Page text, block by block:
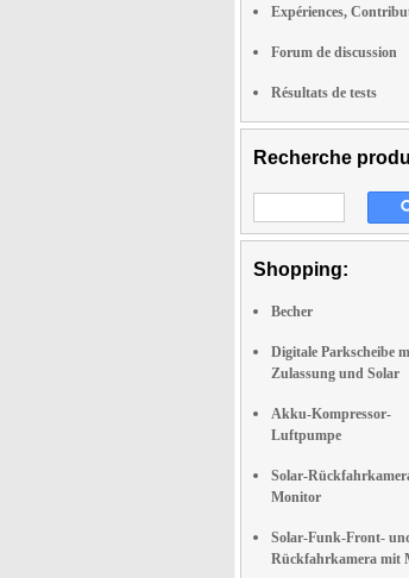
Expériences,
Forum de discussion
Résultats de tests
Recherche
Shopping:
Becher
Digitale Parkscheibe
Zulassung und Solar
Akku-Kompressor-
Luftpumpe
Solar-
Monitor
Solar-Funk-Front-
Rückfahrkamera mit